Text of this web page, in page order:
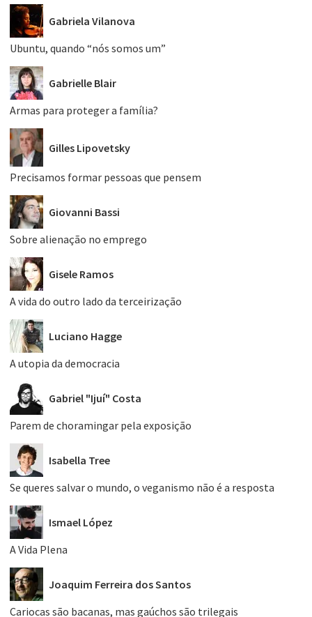
Gabriela Vilanova
Ubuntu, quando “nós somos um”
Gabrielle Blair
Armas para proteger a família?
Gilles Lipovetsky
Precisamos formar pessoas que pensem
Giovanni Bassi
Sobre alienação no emprego
Gisele Ramos
A vida do outro lado da terceirização
Luciano Hagge
A utopia da democracia
Gabriel "Ijuí" Costa
Parem de choramingar pela exposição
Isabella Tree
Se queres salvar o mundo, o veganismo não é a resposta
Ismael López
A Vida Plena
Joaquim Ferreira dos Santos
Cariocas são bacanas, mas gaúchos são trilegais